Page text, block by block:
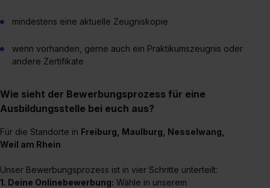
mindestens eine aktuelle Zeugniskopie
wenn vorhanden, gerne auch ein Praktikumszeugnis oder
andere Zertifikate
Wie sieht der Bewerbungsprozess für eine
Ausbildungsstelle bei euch aus?
Für die Standorte in Freiburg, Maulburg, Nesselwang,
Weil am Rhein
Unser Bewerbungsprozess ist in vier Schritte unterteilt:
1. Deine Onlinebewerbung: Wähle in unserem